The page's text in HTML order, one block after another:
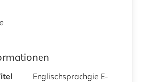
Englischsprachgie E-